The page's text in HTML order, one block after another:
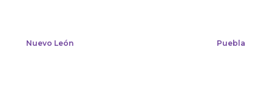
Nuevo León Puebla